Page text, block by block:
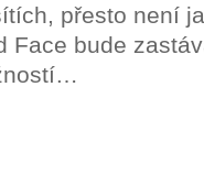
přesto není
Face bude